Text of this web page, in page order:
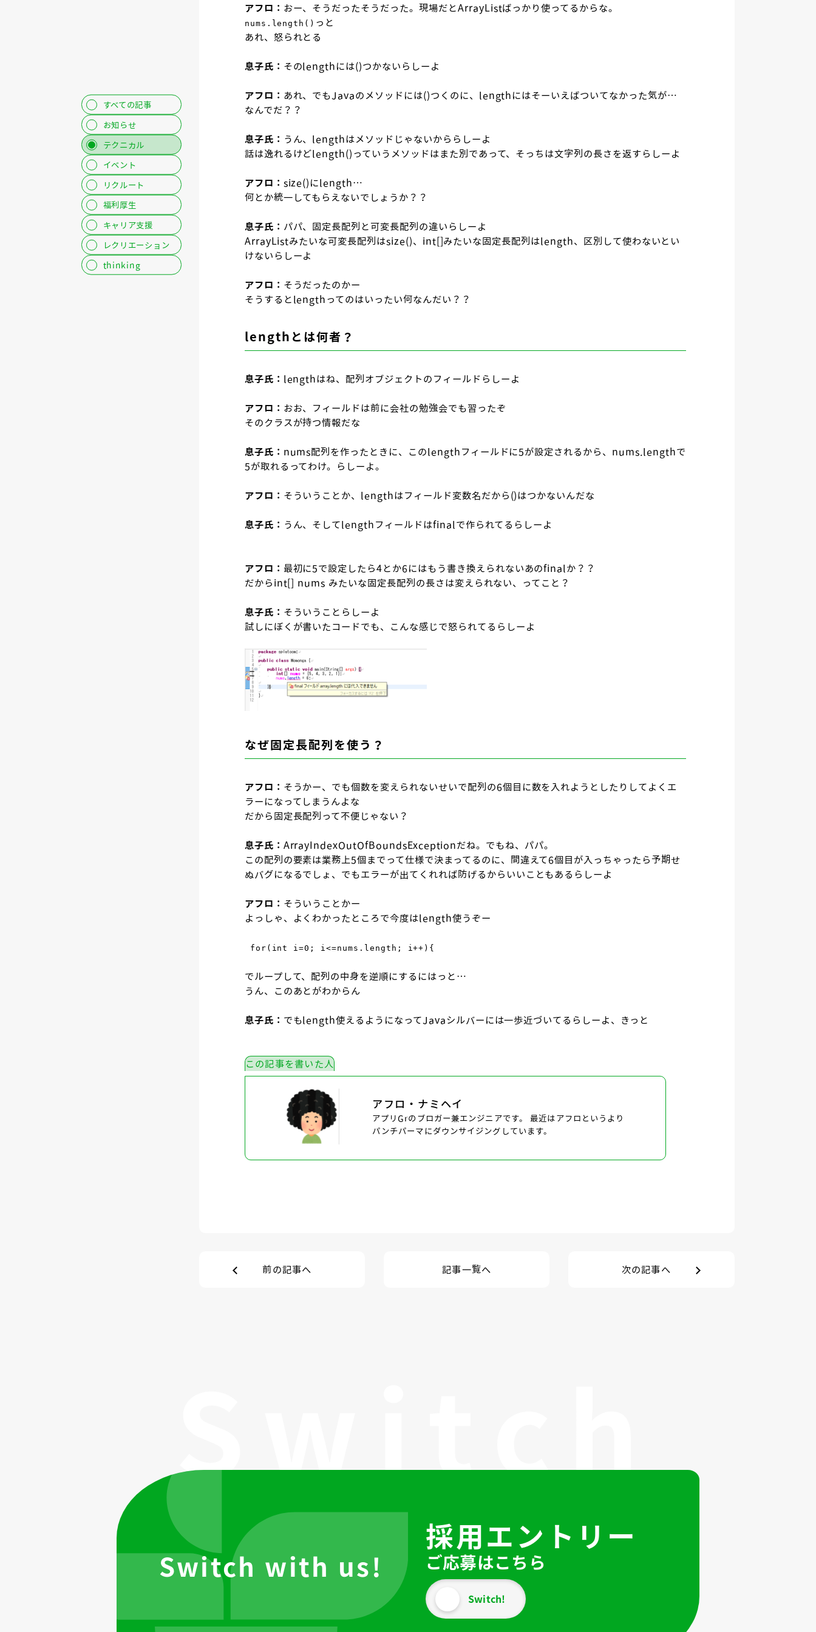
すべての記事
お知らせ
テクニカル
イベント
リクルート
福利厚生
キャリア支援
レクリエーション
thinking
アフロ： おー、そうだったそうだった。現場だとArrayListばっかり使ってるからな。
nums.length() っと
あれ、怒られとる
息子氏： そのlengthには()つかないらしーよ
アフロ： あれ、でもJavaのメソッドには()つくのに、lengthにはそーいえばついてなかった気が…
なんでだ？？
息子氏： うん、lengthはメソッドじゃないかららしーよ
話は逸れるけどlength()っていうメソッドはまた別であって、そっちは文字列の長さを返すらしーよ
アフロ： size()にlength…
何とか統一してもらえないでしょうか？？
息子氏： パパ、固定長配列と可変長配列の違いらしーよ
ArrayListみたいな可変長配列はsize()、int[]みたいな固定長配列はlength、区別して使わないとい
けないらしーよ
アフロ： そうだったのかー
そうするとlengthってのはいったい何なんだい？？
lengthとは何者？
息子氏： lengthはね、配列オブジェクトのフィールドらしーよ
アフロ： おお、フィールドは前に会社の勉強会でも習ったぞ
そのクラスが持つ情報だな
息子氏： nums配列を作ったときに、このlengthフィールドに5が設定されるから、nums.lengthで
5が取れるってわけ。らしーよ。
アフロ： そういうことか、lengthはフィールド変数名だから()はつかないんだな
息子氏： うん、そしてlengthフィールドはfinalで作られてるらしーよ
アフロ： 最初に5で設定したら4とか6にはもう書き換えられないあのfinalか？？
だからint[] nums みたいな固定長配列の長さは変えられない、ってこと？
息子氏： そういうことらしーよ
試しにぼくが書いたコードでも、こんな感じで怒られてるらしーよ
なぜ固定長配列を使う？
アフロ： そうかー、でも個数を変えられないせいで配列の6個目に数を入れようとしたりしてよくエ
ラーになってしまうんよな
だから固定長配列って不便じゃない？
息子氏： ArrayIndexOutOfBoundsExceptionだね。でもね、パパ。
この配列の要素は業務上5個までって仕様で決まってるのに、間違えて6個目が入っちゃったら予期せ
ぬバグになるでしょ、でもエラーが出てくれれば防げるからいいこともあるらしーよ
アフロ： そういうことかー
よっしゃ、よくわかったところで今度はlength使うぞー
for(int i=0; i<=nums.length; i++){
でループして、配列の中身を逆順にするにはっと…
うん、このあとがわからん
息子氏： でもlength使えるようになってJavaシルバーには一歩近づいてるらしーよ、きっと
この記事を書いた人
アフロ・ナミヘイ
アプリGrのブロガー兼エンジニアです。 最近はアフロというより
パンチパーマにダウンサイジングしています。
記事一覧へ
Switch with us!
採用エントリー
ご応募はこちら